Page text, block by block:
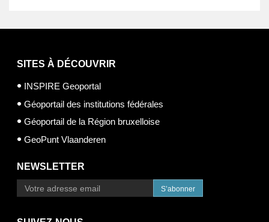
SITES À DÉCOUVRIR
INSPIRE Geoportal
Géoportail des institutions fédérales
Géoportail de la Région bruxelloise
GeoPunt Vlaanderen
NEWSLETTER
S’abonner